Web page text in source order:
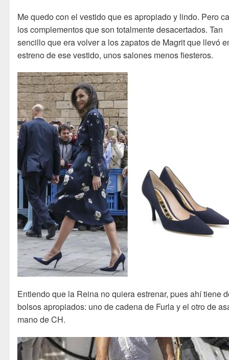
Me quedo con el vestido que es apropiado y lindo. Pero
los complementos que son totalmente desacertados. Tan
sencillo que era volver a los zapatos de Magrit que llevó
estreno de ese vestido, unos salones menos fiesteros.
Entiendo que la Reina no quiera estrenar, pues ahí tiene
bolsos apropiados: uno de cadena de Furla y el otro de
mano de CH.